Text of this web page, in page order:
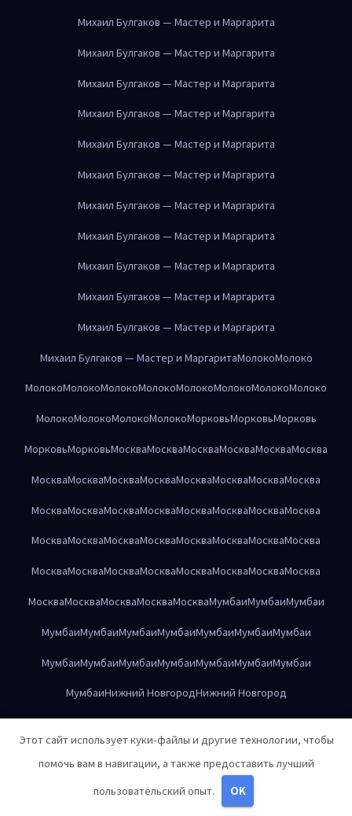
Михаил Булгаков — Мастер и Маргарита
Михаил Булгаков — Мастер и Маргарита
Михаил Булгаков — Мастер и Маргарита
Михаил Булгаков — Мастер и Маргарита
Михаил Булгаков — Мастер и Маргарита
Михаил Булгаков — Мастер и Маргарита
Михаил Булгаков — Мастер и Маргарита
Михаил Булгаков — Мастер и Маргарита
Михаил Булгаков — Мастер и Маргарита
Михаил Булгаков — Мастер и Маргарита
Михаил Булгаков — Мастер и Маргарита
Михаил Булгаков — Мастер и МаргаритаМолокоМолоко
МолокоМолокоМолокоМолокоМолокоМолокоМолокоМолоко
МолокоМолокоМолокоМолокоМорковьМорковьМорковь
МорковьМорковьМоскваМоскваМоскваМоскваМоскваМосква
МоскваМоскваМоскваМоскваМоскваМоскваМоскваМосква
МоскваМоскваМоскваМоскваМоскваМоскваМоскваМосква
МоскваМоскваМоскваМоскваМоскваМоскваМоскваМосква
МоскваМоскваМоскваМоскваМоскваМоскваМоскваМосква
МоскваМоскваМоскваМоскваМоскваМумбаиМумбаиМумбаи
МумбаиМумбаиМумбаиМумбаиМумбаиМумбаиМумбаи
МумбаиМумбаиМумбаиМумбаиМумбаиМумбаиМумбаи
МумбаиНижний НовгородНижний Новгород
Нижний НовгородНижний НовгородНижний Новгород
Нижний Новгород Нижний Новгород
Этот сайт использует куки-файлы и другие технологии, чтобы
помочь вам в навигации, а также предоставить лучший
пользовательский опыт.
OK